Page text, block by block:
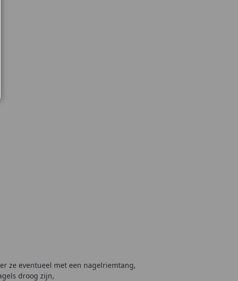
ze eventueel met een nagelriemtang,
droog zijn,